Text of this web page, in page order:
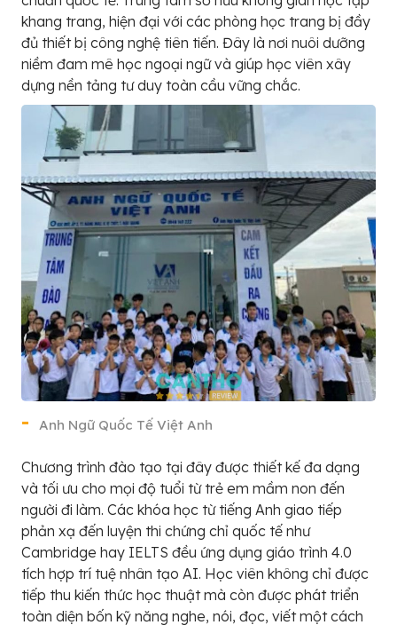
khang trang, hiện đại với các phòng học trang bị đầy
đủ thiết bị công nghệ tiên tiến. Đây là nơi nuôi dưỡng
niềm đam mê học ngoại ngữ và giúp học viên xây
dựng nền tảng tư duy toàn cầu vững chắc.
Anh Ngữ Quốc Tế Việt Anh
Chương trình đào tạo tại đây được thiết kế đa dạng
và tối ưu cho mọi độ tuổi từ trẻ em mầm non đến
người đi làm. Các khóa học từ tiếng Anh giao tiếp
phản xạ đến luyện thi chứng chỉ quốc tế như
Cambridge hay IELTS đều ứng dụng giáo trình 4.0
tích hợp trí tuệ nhân tạo AI. Học viên không chỉ được
tiếp thu kiến thức học thuật mà còn được phát triển
toàn diện bốn kỹ năng nghe, nói, đọc, viết một cách